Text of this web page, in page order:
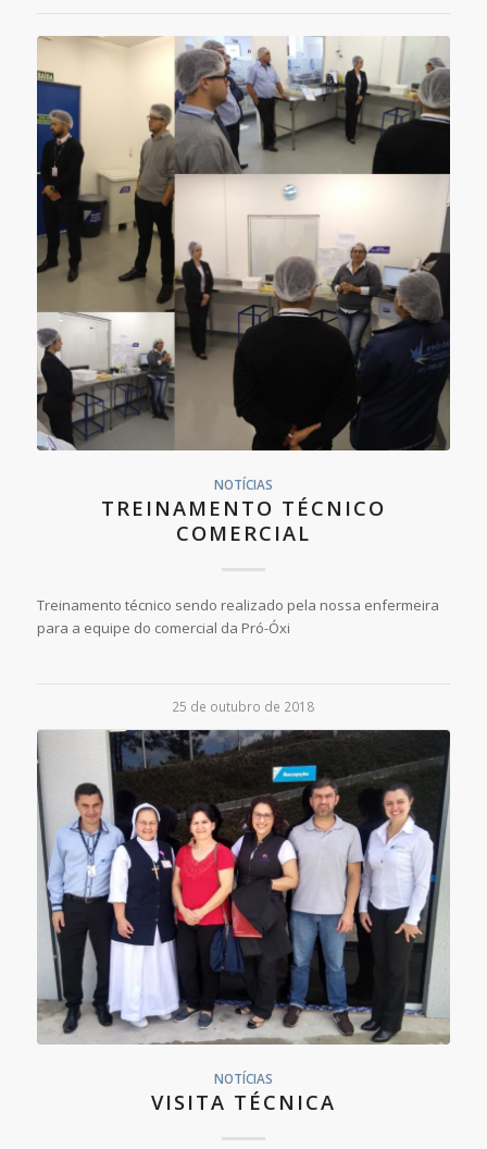
NOTÍCIAS
TREINAMENTO TÉCNICO
COMERCIAL
Treinamento técnico sendo realizado pela nossa enfermeira
para a equipe do comercial da Pró-Óxi
25 de outubro de 2018
NOTÍCIAS
VISITA TÉCNICA